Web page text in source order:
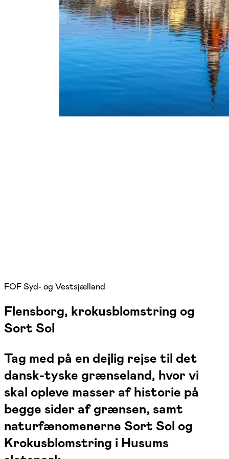
FOF Syd- og Vestsjælland
Flensborg, krokusblomstring og
Sort Sol
Tag med på en dejlig rejse til det
dansk-tyske grænseland, hvor vi
skal opleve masser af historie på
begge sider af grænsen, samt
naturfænomenerne Sort Sol og
Krokusblomstring i Husums